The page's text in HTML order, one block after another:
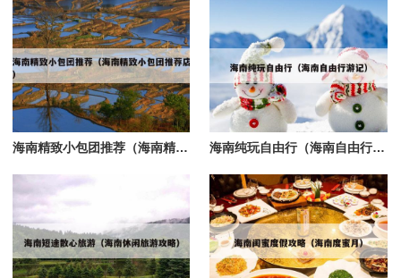
海南精致小包团推荐（海南精致小包团推荐店） 海南纯玩自由行（海南自由行游记）